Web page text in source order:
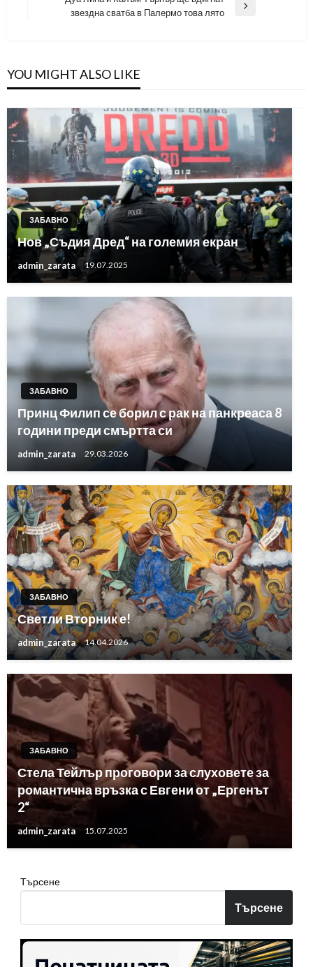
звездна сватба в Палермо това лято
YOU MIGHT ALSO LIKE
ЗАБАВНО
Нов „Съдия Дред“ на големия екран
admin_zarata 19.07.2025
ЗАБАВНО
Принц Филип се борил с рак на панкреаса 8
години преди смъртта си
admin_zarata 29.03.2026
ЗАБАВНО
Светли Вторник е!
admin_zarata 14.04.2026
ЗАБАВНО
Стела Тейлър проговори за слуховете за
романтична връзка с Евгени от „Ергенът
2“
admin_zarata 15.07.2025
Търсене
Търсене